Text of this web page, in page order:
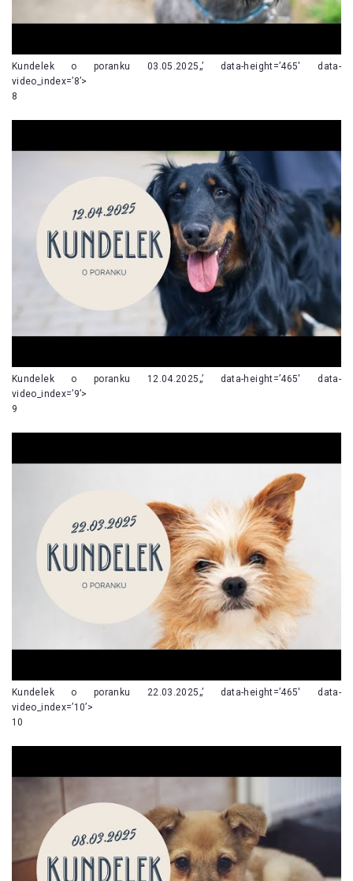
Kundelek o poranku 03.05.2025„’ data-height=’465′ data-
video_index=’8’>
8
Kundelek o poranku 12.04.2025„’ data-height=’465′ data-
video_index=’9’>
9
Kundelek o poranku 22.03.2025„’ data-height=’465′ data-
video_index=’10’>
10